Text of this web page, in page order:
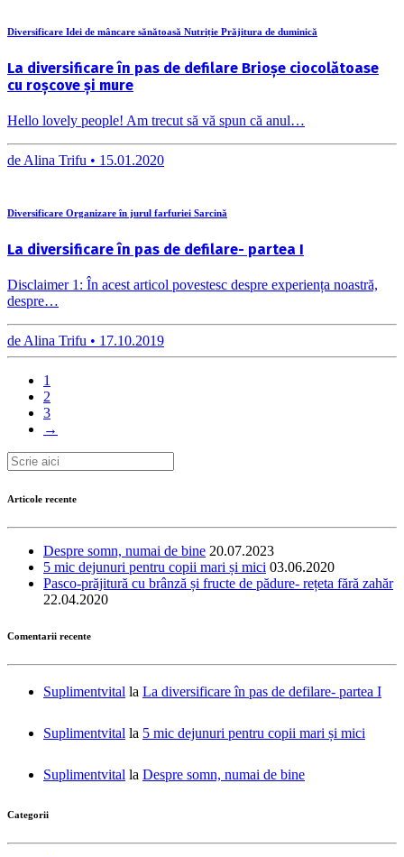
Diversificare Idei de mâncare sănătoasă Nutriție Prăjitura de duminică
La diversificare în pas de defilare Brioșe ciocolătoase
cu roșcove și mure
Hello lovely people! Am trecut să vă spun că anul…
de Alina Trifu • 15.01.2020
Diversificare Organizare în jurul farfuriei Sarcină
La diversificare în pas de defilare- partea I
Disclaimer 1: În acest articol povestesc despre experiența noastră,
despre…
de Alina Trifu • 17.10.2019
1
2
3
→
Articole recente
Despre somn, numai de bine 20.07.2023
5 mic dejunuri pentru copii mari și mici 03.06.2020
Pasco-prăjitură cu brânză și fructe de pădure- rețeta fără zahăr
22.04.2020
Comentarii recente
Suplimentvital la La diversificare în pas de defilare- partea I
Suplimentvital la 5 mic dejunuri pentru copii mari și mici
Suplimentvital la Despre somn, numai de bine
Categorii